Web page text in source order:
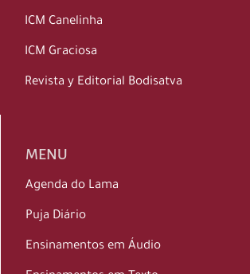
ICM Canelinha
ICM Graciosa
Revista y Editorial Bodisatva
MENU
Agenda do Lama
Puja Diário
Ensinamentos em Áudio